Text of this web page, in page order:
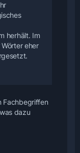
herhält. Im
eher
Fachbegriffen
dazu